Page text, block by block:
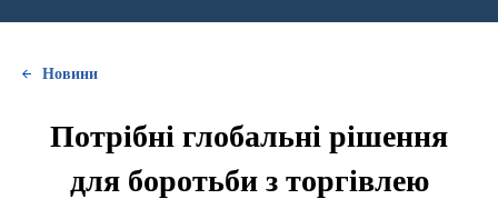
Новини
Потрібні глобальні рішення
для боротьби з торгівлею